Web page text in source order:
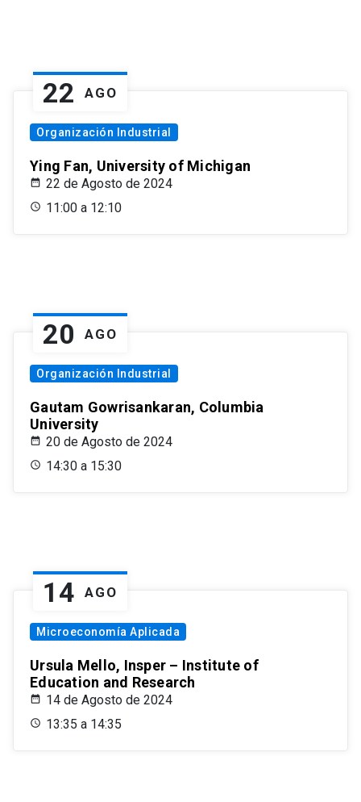
22 AGO
Organización Industrial
Ying Fan, University of Michigan
22 de Agosto de 2024
11:00 a 12:10
20 AGO
Organización Industrial
Gautam Gowrisankaran, Columbia
University
20 de Agosto de 2024
14:30 a 15:30
14 AGO
Microeconomía Aplicada
Ursula Mello, Insper – Institute of
Education and Research
14 de Agosto de 2024
13:35 a 14:35